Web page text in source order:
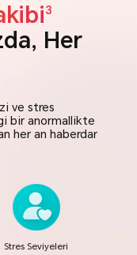
3
Her
ve stres
bir anormallikte
her an haberdar
Stres Seviyeleri